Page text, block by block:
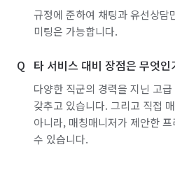
규정에 준하여 채팅과 유선상담
미팅은 가능합니다.
타 서비스 대비 장점은 무엇인
다양한 직군의 경력을 지닌 고
갖추고 있습니다. 그리고 직접
아니라, 매칭매니저가 제안한
수 있습니다.